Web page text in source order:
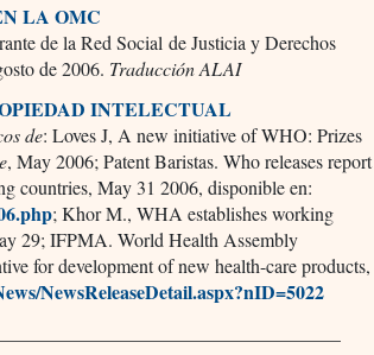
LA OMC
de la Red Social de Justicia y Derechos
de 2006. Traducción ALAI
INTELECTUAL
de: Loves J, A new initiative of WHO: Prizes
, May 2006; Patent Baristas. Who releases report
countries, May 31 2006, disponible en:
; Khor M., WHA establishes working
29; IFPMA. World Health Assembly
for development of new health-care products,
NewsReleaseDetail.aspx?nID=5022